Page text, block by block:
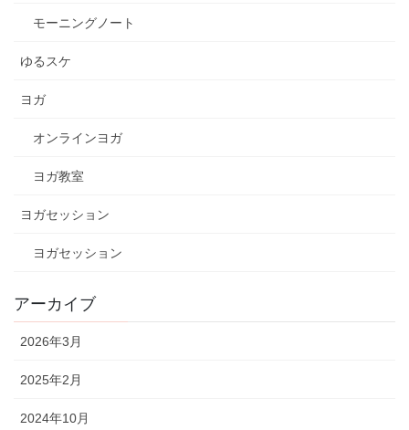
モーニングノート
ゆるスケ
ヨガ
オンラインヨガ
ヨガ教室
ヨガセッション
ヨガセッション
アーカイブ
2026年3月
2025年2月
2024年10月